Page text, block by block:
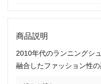
商品説明
2010年代のランニングシ
融合したファッション性の